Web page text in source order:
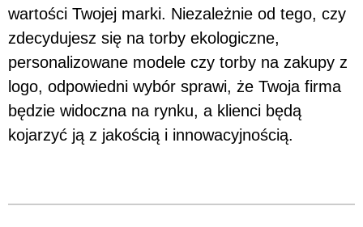
wartości Twojej marki. Niezależnie od tego, czy
zdecydujesz się na torby ekologiczne,
personalizowane modele czy torby na zakupy z
logo, odpowiedni wybór sprawi, że Twoja firma
będzie widoczna na rynku, a klienci będą
kojarzyć ją z jakością i innowacyjnością.